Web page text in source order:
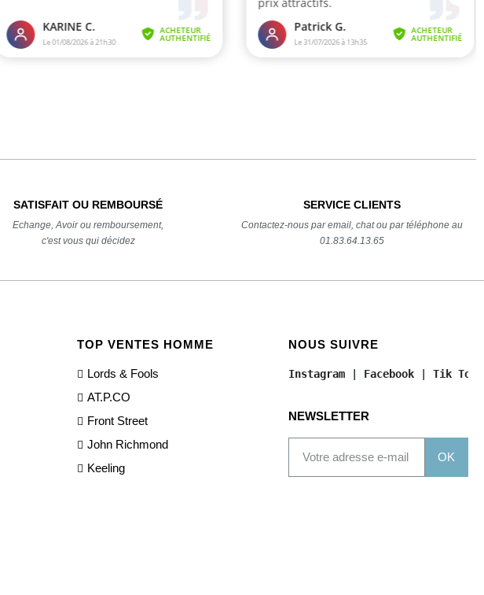
SATISFAIT OU REMBOURSÉ
Echange, Avoir ou remboursement,
c'est vous qui décidez
SERVICE CLIENTS
Contactez-nous par email, chat ou par téléphone au
01.83.64.13.65
TOP VENTES HOMME
Lords & Fools
AT.P.CO
Front Street
John Richmond
Keeling
NOUS SUIVRE
Instagram Facebook | Tik Tok
NEWSLETTER
OK